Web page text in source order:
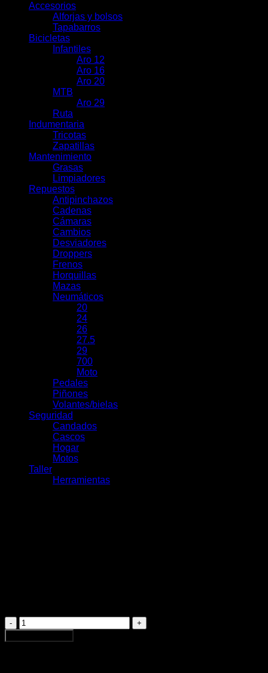
Accesorios
Alforjas y bolsos
Tapabarros
Bicicletas
Infantiles
Aro 12
Aro 16
Aro 20
MTB
Aro 29
Ruta
Indumentaria
Tricotas
Zapatillas
Mantenimiento
Grasas
Limpiadores
Repuestos
Antipinchazos
Cadenas
Cámaras
Cambios
Desviadores
Droppers
Frenos
Horquillas
Mazas
Neumáticos
20
24
26
27.5
29
700
Moto
Pedales
Piñones
Volantes/bielas
Seguridad
Candados
Cascos
Hogar
Motos
Taller
Herramientas
Maza
Sram
746